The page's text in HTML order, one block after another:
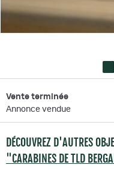
Vente terminée
Annonce vendue
DÉCOUVREZ D'AUTRES
"CARABINES DE TLD